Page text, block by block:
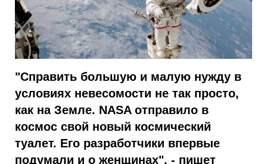
"Справить большую и малую нужду в
условиях невесомости не так просто,
как на Земле. NASA отправило в
космос свой новый космический
туалет. Его разработчики впервые
подумали и о женщинах", - пишет